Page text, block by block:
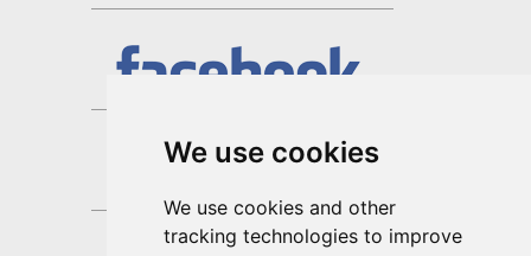
We use cookies
We use cookies and other
tracking technologies to improve